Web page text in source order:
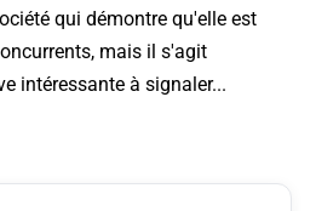
qui démontre qu'elle est
mais il s'agit
intéressante à signaler...